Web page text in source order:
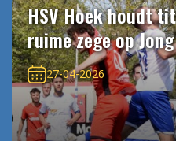
HSV Hoek houdt
ruime zege op
27-04-2026